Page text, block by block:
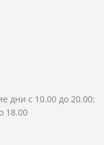
дни с 10.00 до 20.00;
18.00